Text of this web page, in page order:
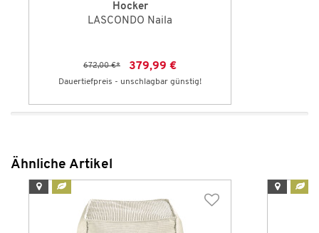
Hocker
LASCONDO Naila
672,00 €* 379,99 €
Dauertiefpreis - unschlagbar günstig!
Ähnliche Artikel